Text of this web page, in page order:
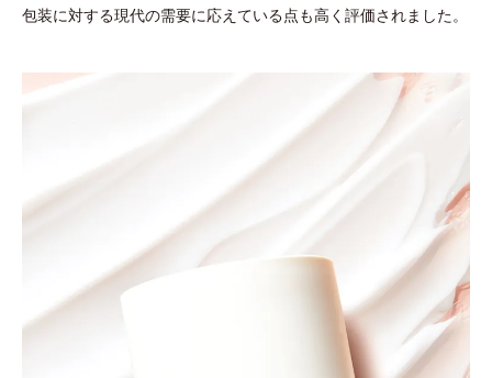
包装に対する現代の需要に応えている点も高く評価されました。